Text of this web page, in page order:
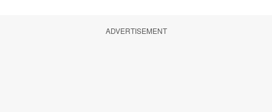
ADVERTISEMENT